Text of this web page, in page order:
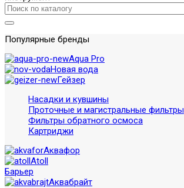
Популярные бренды
Aqua Pro
Новая вода
Гейзер
Насадки и кувшины
Проточные и магистральные фильтры
Фильтры обратного осмоса
Картриджи
Аквафор
Atoll
Барьер
Аквабрайт